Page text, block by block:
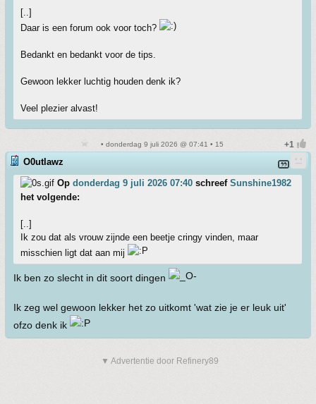
[..]
Daar is een forum ook voor toch?
Bedankt en bedankt voor de tips.
Gewoon lekker luchtig houden denk ik?
Veel plezier alvast!
• donderdag 9 juli 2026 @ 07:41 • 15
O0utlawz
Op donderdag 9 juli 2026 07:40 schreef Sunshine1982
het volgende:
[..]
Ik zou dat als vrouw zijnde een beetje cringy vinden, maar
misschien ligt dat aan mij
Ik ben zo slecht in dit soort dingen
Ik zeg wel gewoon lekker het zo uitkomt 'wat zie je er leuk uit'
ofzo denk ik
▼ Advertentie door Refinery89